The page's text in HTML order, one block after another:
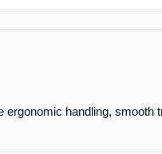
ergonomic handling, smooth